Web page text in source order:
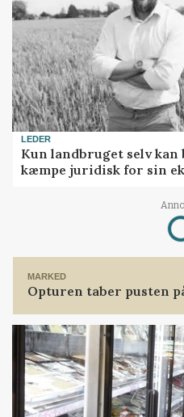
LEDER
Kun landbruget selv kan
kæmpe juridisk for sin
MARKED
Opturen taber pusten